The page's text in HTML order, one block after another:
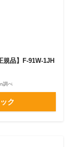
品】F-91W-1JH
調べ
ク